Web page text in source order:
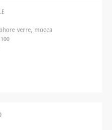
verre, mocca